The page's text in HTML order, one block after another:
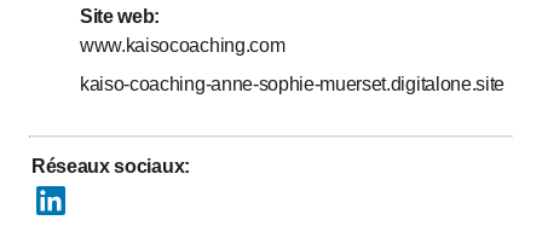
Dimanche
Site web:
www.kaisocoaching.com
kaiso-coaching-anne-sophie-muerset.digitalone.site
Réseaux sociaux: